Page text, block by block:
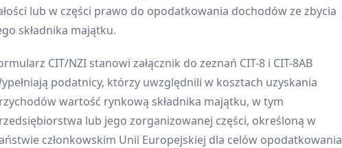
lub w części prawo do opodatkowania dochodów ze zbycia
składnika majątku.
CIT/NZI stanowi załącznik do zeznań CIT-8 i CIT-8AB
podatnicy, którzy uwzględnili w kosztach uzyskania
wartość rynkową składnika majątku, w tym
lub jego zorganizowanej części, określoną w
członkowskim Unii Europejskiej dla celów opodatkowania